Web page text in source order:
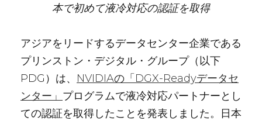
本で初めて液冷対応の認証を取得
アジアをリードするデータセンター企業である
プリンストン・デジタル・グループ（以下
PDG）は、 NVIDIAの「DGX-Readyデータセ
ンター」 プログラムで液冷対応パートナーとし
ての認証を取得したことを発表しました。日本